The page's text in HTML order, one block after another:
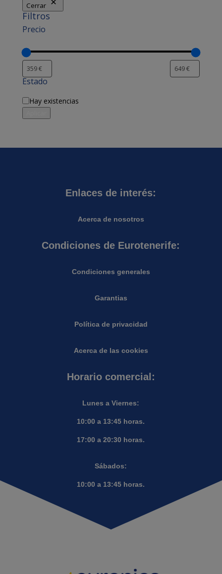
Cerrar
Filtros
Precio
Estado
Disponibilidad
Hay existencias
Enlaces de interés:
Acerca de nosotros
Condiciones de Eurotenerife:
Condiciones generales
Garantias
Política de privacidad
Acerca de las cookies
Horario comercial:
Lunes a Viernes:
10:00 a 13:45 horas.
17:00 a 20:30 horas.
Sábados:
10:00 a 13:45 horas.